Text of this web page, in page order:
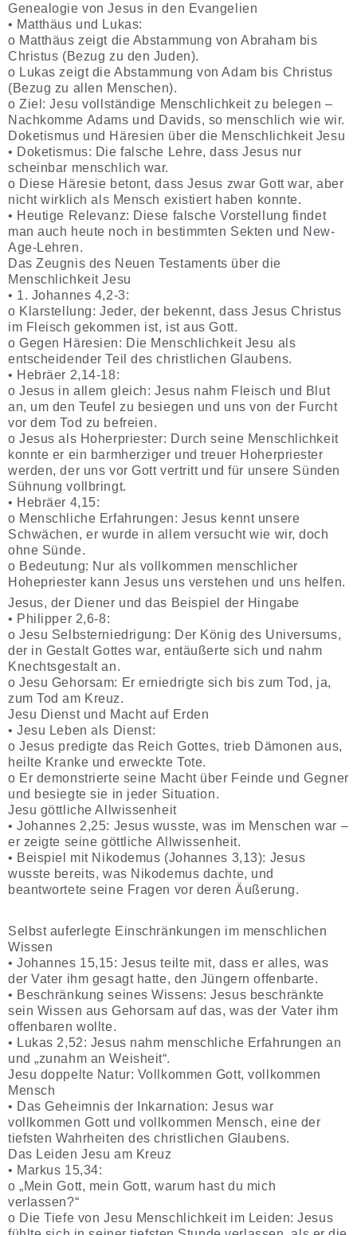
Genealogie von Jesus in den Evangelien
• Matthäus und Lukas:
o Matthäus zeigt die Abstammung von Abraham bis
Christus (Bezug zu den Juden).
o Lukas zeigt die Abstammung von Adam bis Christus
(Bezug zu allen Menschen).
o Ziel: Jesu vollständige Menschlichkeit zu belegen –
Nachkomme Adams und Davids, so menschlich wie wir.
Doketismus und Häresien über die Menschlichkeit Jesu
• Doketismus: Die falsche Lehre, dass Jesus nur
scheinbar menschlich war.
o Diese Häresie betont, dass Jesus zwar Gott war, aber
nicht wirklich als Mensch existiert haben konnte.
• Heutige Relevanz: Diese falsche Vorstellung findet
man auch heute noch in bestimmten Sekten und New-
Age-Lehren.
Das Zeugnis des Neuen Testaments über die
Menschlichkeit Jesu
• 1. Johannes 4,2-3:
o Klarstellung: Jeder, der bekennt, dass Jesus Christus
im Fleisch gekommen ist, ist aus Gott.
o Gegen Häresien: Die Menschlichkeit Jesu als
entscheidender Teil des christlichen Glaubens.
• Hebräer 2,14-18:
o Jesus in allem gleich: Jesus nahm Fleisch und Blut
an, um den Teufel zu besiegen und uns von der Furcht
vor dem Tod zu befreien.
o Jesus als Hoherpriester: Durch seine Menschlichkeit
konnte er ein barmherziger und treuer Hoherpriester
werden, der uns vor Gott vertritt und für unsere Sünden
Sühnung vollbringt.
• Hebräer 4,15:
o Menschliche Erfahrungen: Jesus kennt unsere
Schwächen, er wurde in allem versucht wie wir, doch
ohne Sünde.
o Bedeutung: Nur als vollkommen menschlicher
Hohepriester kann Jesus uns verstehen und uns helfen.
Jesus, der Diener und das Beispiel der Hingabe
• Philipper 2,6-8:
o Jesu Selbsterniedrigung: Der König des Universums,
der in Gestalt Gottes war, entäußerte sich und nahm
Knechtsgestalt an.
o Jesu Gehorsam: Er erniedrigte sich bis zum Tod, ja,
zum Tod am Kreuz.
Jesu Dienst und Macht auf Erden
• Jesu Leben als Dienst:
o Jesus predigte das Reich Gottes, trieb Dämonen aus,
heilte Kranke und erweckte Tote.
o Er demonstrierte seine Macht über Feinde und Gegner
und besiegte sie in jeder Situation.
Jesu göttliche Allwissenheit
• Johannes 2,25: Jesus wusste, was im Menschen war –
er zeigte seine göttliche Allwissenheit.
• Beispiel mit Nikodemus (Johannes 3,13): Jesus
wusste bereits, was Nikodemus dachte, und
beantwortete seine Fragen vor deren Äußerung.
Selbst auferlegte Einschränkungen im menschlichen
Wissen
• Johannes 15,15: Jesus teilte mit, dass er alles, was
der Vater ihm gesagt hatte, den Jüngern offenbarte.
• Beschränkung seines Wissens: Jesus beschränkte
sein Wissen aus Gehorsam auf das, was der Vater ihm
offenbaren wollte.
• Lukas 2,52: Jesus nahm menschliche Erfahrungen an
und „zunahm an Weisheit“.
Jesu doppelte Natur: Vollkommen Gott, vollkommen
Mensch
• Das Geheimnis der Inkarnation: Jesus war
vollkommen Gott und vollkommen Mensch, eine der
tiefsten Wahrheiten des christlichen Glaubens.
Das Leiden Jesu am Kreuz
• Markus 15,34:
o „Mein Gott, mein Gott, warum hast du mich
verlassen?“
o Die Tiefe von Jesu Menschlichkeit im Leiden: Jesus